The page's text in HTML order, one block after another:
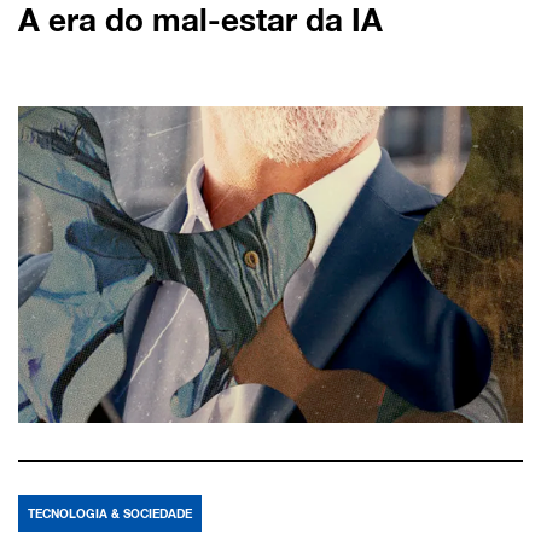
A era do mal-estar da IA
TECNOLOGIA & SOCIEDADE